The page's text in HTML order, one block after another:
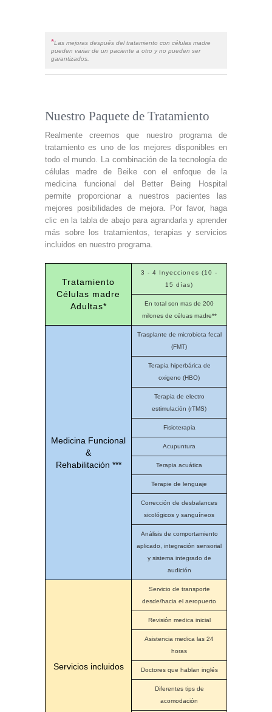
*Las mejoras después del tratamiento con células madre
pueden variar de un paciente a otro y no pueden ser
garantizados.
Nuestro Paquete de Tratamiento
Realmente creemos que nuestro programa de
tratamiento es uno de los mejores disponibles en
todo el mundo. La combinación de la tecnología de
células madre de Beike con el enfoque de la
medicina funcional del Better Being Hospital
permite proporcionar a nuestros pacientes las
mejores posibilidades de mejora. Por favor, haga
clic en la tabla de abajo para agrandarla y aprender
más sobre los tratamientos, terapias y servicios
incluidos en nuestro programa.
Tratamiento
Células madre
Adultas*
3 - 4 Inyecciones (10 -
15 días)
En total son mas de 200
milones de céluas madre**
Medicina Funcional
&
Rehabilitación ***
Trasplante de microbiota fecal
(FMT)
Terapia hiperbárica de
oxigeno (HBO)
Terapia de electro
estimulación (rTMS)
Fisioterapia
Acupuntura
Terapia acuática
Terapie de lenguaje
Corrección de desbalances
sicológicos y sanguíneos
Análisis de comportamiento
aplicado, integración sensorial
y sistema integrado de
audición
Servicios incluidos
Servicio de transporte
desde/hacia el aeropuerto
Revisión medica inicial
Asistencia medica las 24
horas
Doctores que hablan inglés
Diferentes tips de
acomodación